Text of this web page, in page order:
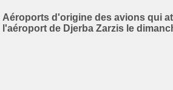
Aéroports d'origine des avions qui
l'aéroport de Djerba Zarzis le